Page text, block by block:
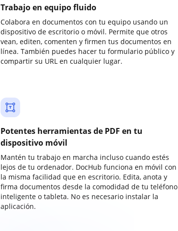
Trabajo en equipo fluido
Colabora en documentos con tu equipo usando un
dispositivo de escritorio o móvil. Permite que otros
vean, editen, comenten y firmen tus documentos en
línea. También puedes hacer tu formulario público y
compartir su URL en cualquier lugar.
Potentes herramientas de PDF en tu
dispositivo móvil
Mantén tu trabajo en marcha incluso cuando estés
lejos de tu ordenador. DocHub funciona en móvil con
la misma facilidad que en escritorio. Edita, anota y
firma documentos desde la comodidad de tu teléfono
inteligente o tableta. No es necesario instalar la
aplicación.